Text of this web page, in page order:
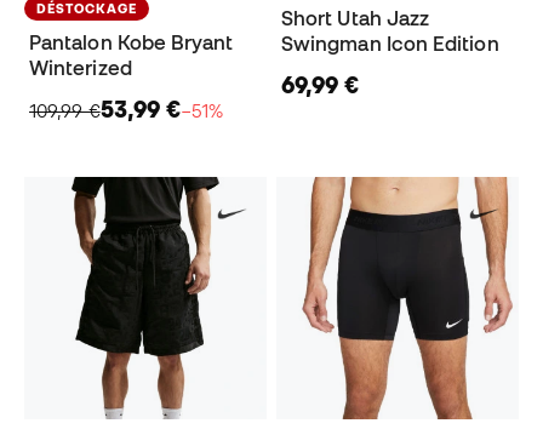
DÉSTOCKAGE
Pantalon Kobe Bryant
Winterized
109,99 €53,99 €−51%
Short Utah Jazz
Swingman Icon Edition
69,99 €